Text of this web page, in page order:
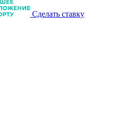
Сделать ставку